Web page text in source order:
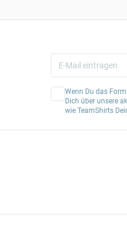
Wenn Du das
Dich über unsere
wie TeamShirts